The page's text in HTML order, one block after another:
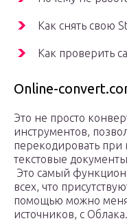
Как снять свою
Как проверить
Online-
Это не просто
инструментов,
перекодировать при
текстовые
Это самый
всех, что
помощью можно
источников, с Облака.